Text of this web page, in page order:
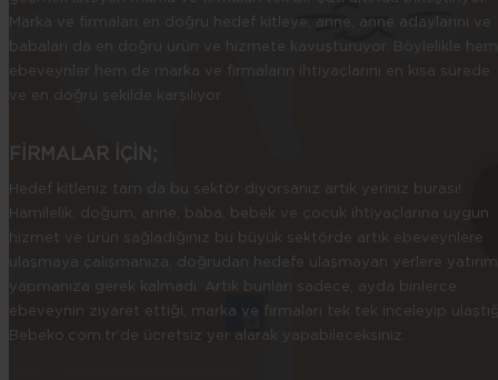
Marka ve firmaları en doğru hedef kitleye, anne, anne adaylarını ve
babaları da en doğru ürün ve hizmete kavuşturuyor. Böylelikle hem
ebeveynler hem de marka ve firmaların ihtiyaçlarını en kısa sürede
ve en doğru şekilde karşılıyor.
FİRMALAR İÇİN;
Hedef kitleniz tam da bu sektör diyorsanız artık yeriniz burası!
Hamilelik, doğum, anne, baba, bebek ve çocuk ihtiyaçlarına uygun
hizmet ve ürün sağladığınız bu büyük sektörde artık ebeveynlere
ulaşmaya çalışmanıza, doğrudan hedefe ulaşmayan yerlere yatırım
yapmanıza gerek kalmadı. Artık bunları sadece, ayda binlerce
ebeveynin ziyaret ettiği, marka ve firmaları tek tek inceleyip
Bebeko.com.tr’de ücretsiz yer alarak yapabileceksiniz.